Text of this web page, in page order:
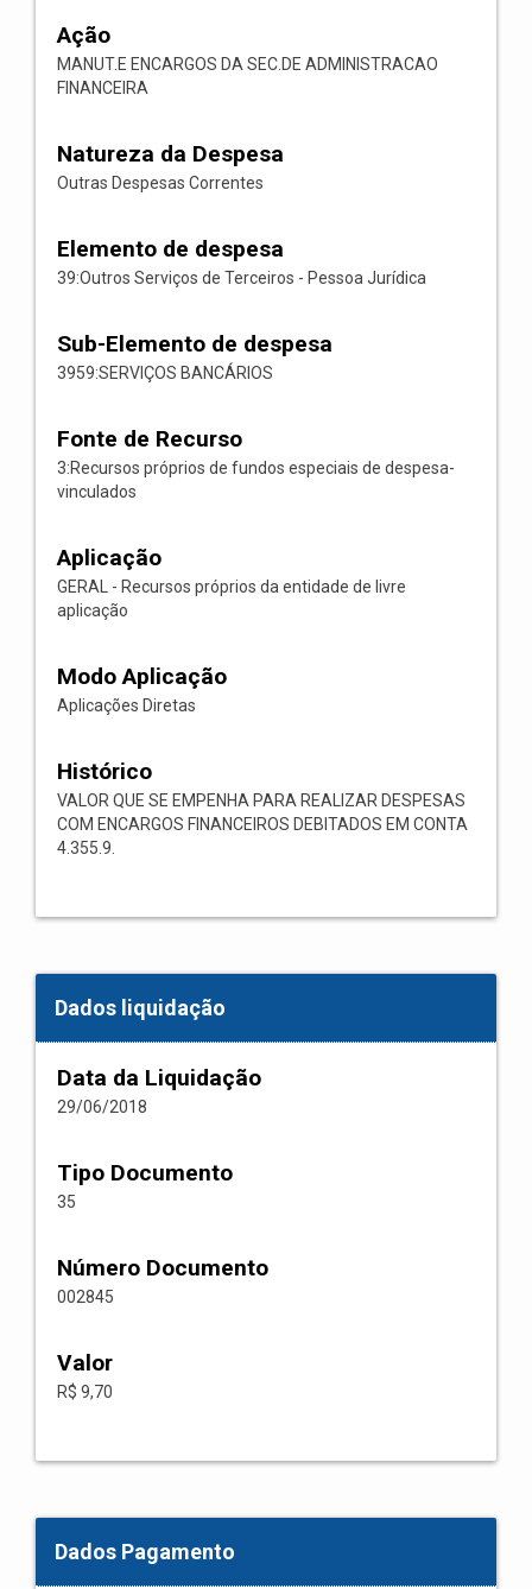
Ação
MANUT.E ENCARGOS DA SEC.DE ADMINISTRACAO
FINANCEIRA
Natureza da Despesa
Outras Despesas Correntes
Elemento de despesa
39:Outros Serviços de Terceiros - Pessoa Jurídica
Sub-Elemento de despesa
3959:SERVIÇOS BANCÁRIOS
Fonte de Recurso
3:Recursos próprios de fundos especiais de despesa-
vinculados
Aplicação
GERAL - Recursos próprios da entidade de livre
aplicação
Modo Aplicação
Aplicações Diretas
Histórico
VALOR QUE SE EMPENHA PARA REALIZAR DESPESAS
COM ENCARGOS FINANCEIROS DEBITADOS EM CONTA
4.355.9.
Dados liquidação
Data da Liquidação
29/06/2018
Tipo Documento
35
Número Documento
002845
Valor
R$ 9,70
Dados Pagamento